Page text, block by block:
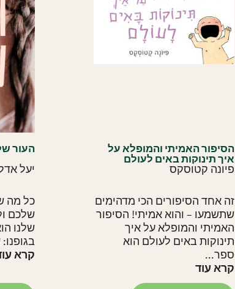
הסיפור האמיתי והמופלא על
איך תינוקות באים לעולם
פיונה קטוסקס
זה אחד הסיפורים הכי מדהימים
שתשמעו – והוא אמיתי! הסיפור
האמיתי והמופלא על איך
תינוקות באים לעולם הוא
ספר...
קרא עוד
העור
יעל
כל מה
שלכם
שלנו
קרא